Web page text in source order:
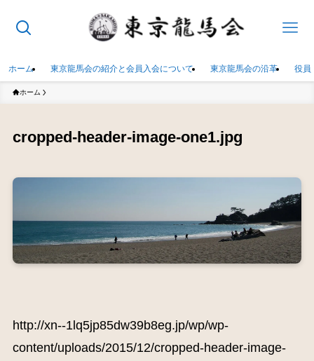
ホーム 東京龍馬会の紹介と会員入会について 東京龍馬会の沿革 役員
ホーム
cropped-header-image-one1.jpg
http://xn--1lq5jp85dw39b8eg.jp/wp/wp-
content/uploads/2015/12/cropped-header-image-